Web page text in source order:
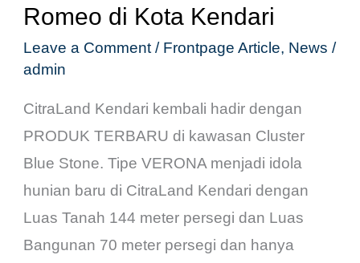
Romeo di Kota Kendari
Leave a Comment / Frontpage Article, News /
admin
CitraLand Kendari kembali hadir dengan
PRODUK TERBARU di kawasan Cluster
Blue Stone. Tipe VERONA menjadi idola
hunian baru di CitraLand Kendari dengan
Luas Tanah 144 meter persegi dan Luas
Bangunan 70 meter persegi dan hanya